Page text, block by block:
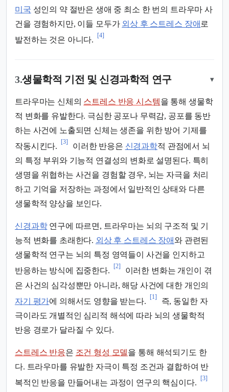
미국 성인의 약 절반은 생애 중 최소 한 번의 트라우마 사
건을 경험하지만, 이들 모두가 외상 후 스트레스 장애 로
발전하는 것은 아니다.
[4]
3.생물학적 기전 및 신경과학적 연구 ▾
트라우마는 신체의 스트레스 반응 시스템을 통해 생물학
적 변화를 유발한다. 극심한 공포나 무력감, 공포를 동반
하는 사건에 노출되면 신체는 생존을 위한 방어 기제를
작동시킨다.
[3]
이러한 반응은 신경과학적 관점에서 뇌
의 특정 부위와 기능적 연결성의 변화로 설명된다. 특히
생명을 위협하는 사건을 경험할 경우, 뇌는 자극을 처리
하고 기억을 저장하는 과정에서 일반적인 상태와 다른
생물학적 양상을 보인다.
신경과학연구에 따르면, 트라우마는 뇌의 구조적 및 기
능적 변화를 초래한다. 외상 후 스트레스 장애 와 관련된
생물학적 연구는 뇌의 특정 영역들이 사건을 인지하고
반응하는 방식에 집중한다.
[2]
이러한 변화는 개인이 겪
은 사건의 심각성뿐만 아니라, 해당 사건에 대한 개인의
자기 평가에 의해서도 영향을 받는다.
[1]
즉, 동일한 자
극이라도 개별적인 심리적 해석에 따라 뇌의 생물학적
반응 경로가 달라질 수 있다.
스트레스 반응은 조건 형성 모델을 통해 해석되기도 한
다. 트라우마를 유발한 자극이 특정 조건과 결합하여 반
복적인 반응을 만들어내는 과정이 연구의 핵심이다.
[3]